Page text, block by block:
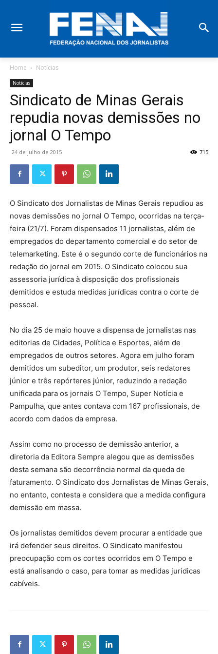
Home Notícias
Notícias
Sindicato de Minas Gerais
repudia novas demissões no
jornal O Tempo
24 de julho de 2015 715
O Sindicato dos Jornalistas de Minas Gerais repudiou as
novas demissões no jornal O Tempo, ocorridas na terça-
feira (21/7). Foram dispensados 11 jornalistas, além de
empregados do departamento comercial e do setor de
telemarketing. Este é o segundo corte de funcionários na
redação do jornal em 2015. O Sindicato colocou sua
assessoria jurídica à disposição dos profissionais
demitidos e estuda medidas jurídicas contra o corte de
pessoal.
No dia 25 de maio houve a dispensa de jornalistas nas
editorias de Cidades, Política e Esportes, além de
empregados de outros setores. Agora em julho foram
demitidos um subeditor, um produtor, seis redatores
júnior e três repórteres júnior, reduzindo a redação
unificada para os jornais O Tempo, Super Notícia e
Pampulha, que antes contava com 167 profissionais, de
acordo com dados da empresa.
Assim como no processo de demissão anterior, a
diretoria da Editora Sempre alegou que as demissões
desta semana são decorrência normal da queda de
faturamento. O Sindicato dos Jornalistas de Minas Gerais,
no entanto, contesta e considera que a medida configura
demissão em massa.
Os jornalistas demitidos devem procurar a entidade que
irá defender seus direitos. O Sindicato manifestou
preocupação com os cortes ocorridos em O Tempo e
está analisando o caso, para tomar as medidas jurídicas
cabíveis.